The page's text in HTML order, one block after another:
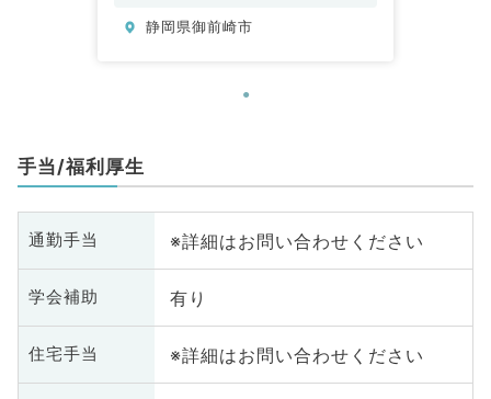
静岡県御前崎市
手当/福利厚生
通勤手当 ※詳細はお問い合わせください
学会補助 有り
住宅手当 ※詳細はお問い合わせください